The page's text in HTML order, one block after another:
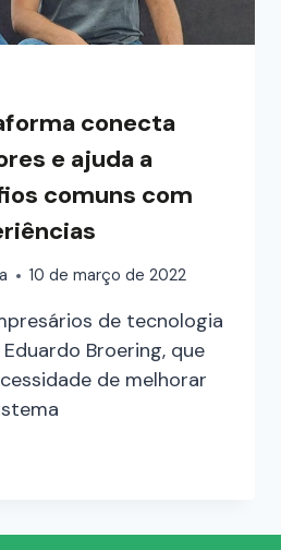
conecta
e ajuda a
comuns com
10 de março de 2022
de tecnologia
Broering, que
de melhorar